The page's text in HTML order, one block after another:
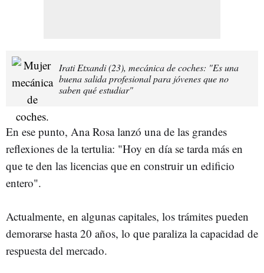
Irati Etxandi (23), mecánica de coches: "Es una
buena salida profesional para jóvenes que no
saben qué estudiar"
En ese punto, Ana Rosa lanzó una de las grandes
reflexiones de la tertulia: "Hoy en día se tarda más en
que te den las licencias que en construir un edificio
entero".
Actualmente, en algunas capitales, los trámites pueden
demorarse hasta 20 años, lo que paraliza la capacidad de
respuesta del mercado.